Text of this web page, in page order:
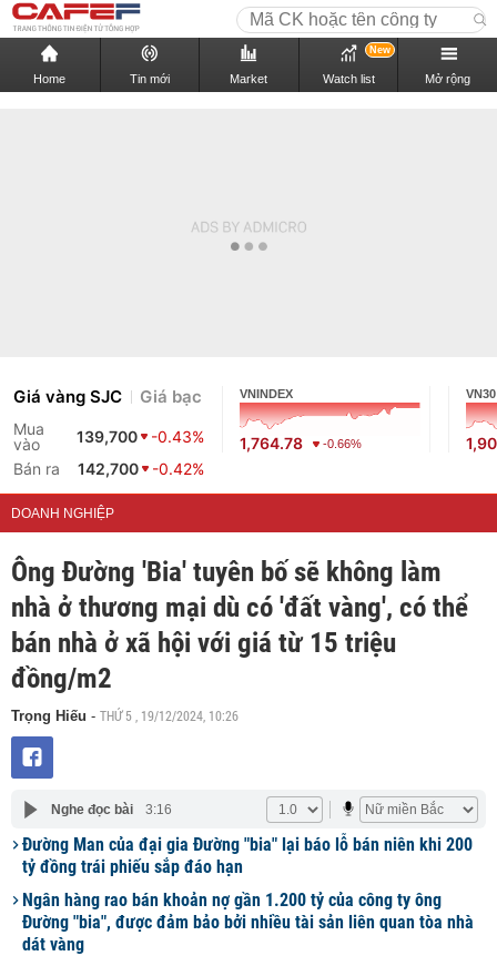
Home Tin mới Market Watch list
New
Mở rộng
Giá vàng SJC Giá bạc
Mua
vào
139,700
-0.43%
Bán ra
142,700 -0.42%
VNINDEX
1,764.78 -0.66%
VN30
DOANH NGHIỆP
Ông Đường 'Bia' tuyên bố sẽ không làm
nhà ở thương mại dù có 'đất vàng', có thể
bán nhà ở xã hội với giá từ 15 triệu
đồng/m2
Trọng Hiếu - THỨ 5 , 19/12/2024, 10:26
Nghe đọc bài 3:16
Đường Man của đại gia Đường "bia" lại báo lỗ bán niên khi 200
tỷ đồng trái phiếu sắp đáo hạn
Ngân hàng rao bán khoản nợ gần 1.200 tỷ của công ty ông
Đường "bia", được đảm bảo bởi nhiều tài sản liên quan tòa nhà
dát vàng